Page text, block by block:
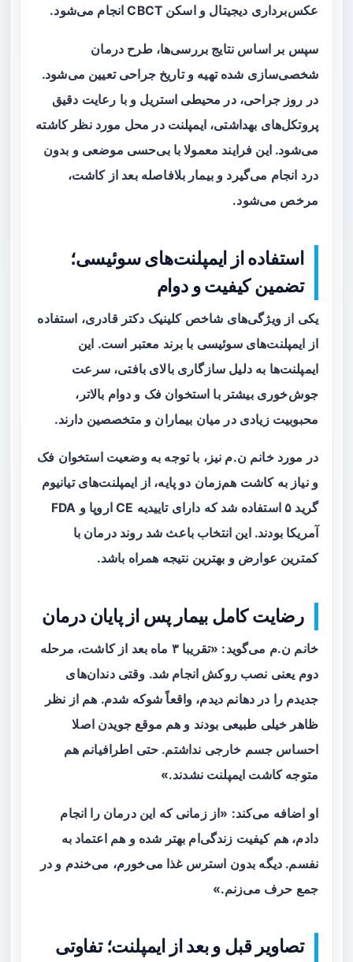
عکس‌برداری دیجیتال و اسکن CBCT انجام می‌شود.
سپس بر اساس نتایج بررسی‌ها، طرح درمان
شخصی‌سازی شده تهیه و تاریخ جراحی تعیین می‌شود.
در روز جراحی، در محیطی استریل و با رعایت دقیق
پروتکل‌های بهداشتی، ایمپلنت در محل مورد نظر کاشته
می‌شود. این فرایند معمولا با بی‌حسی موضعی و بدون
درد انجام می‌گیرد و بیمار بلافاصله بعد از کاشت،
مرخص می‌شود.
استفاده از ایمپلنت‌های سوئیسی؛
تضمین کیفیت و دوام
یکی از ویژگی‌های شاخص کلینیک دکتر قادری، استفاده
از ایمپلنت‌های سوئیسی با برند معتبر است. این
ایمپلنت‌ها به دلیل سازگاری بالای بافتی، سرعت
جوش‌خوری بیشتر با استخوان فک و دوام بالاتر،
محبوبیت زیادی در میان بیماران و متخصصین دارند.
در مورد خانم ن.م نیز، با توجه به وضعیت استخوان فک
و نیاز به کاشت هم‌زمان دو پایه، از ایمپلنت‌های تیانیوم
گرید ۵ استفاده شد که دارای تاییدیه CE اروپا و FDA
آمریکا بودند. این انتخاب باعث شد روند درمان با
کمترین عوارض و بهترین نتیجه همراه باشد.
رضایت کامل بیمار پس از پایان درمان
خانم ن.م می‌گوید: «تقریبا ۳ ماه بعد از کاشت، مرحله
دوم یعنی نصب روکش انجام شد. وقتی دندان‌های
جدیدم را در دهانم دیدم، واقعاً شوکه شدم. هم از نظر
ظاهر خیلی طبیعی بودند و هم موقع جویدن اصلا
احساس جسم خارجی نداشتم. حتی اطرافیانم هم
متوجه کاشت ایمپلنت نشدند.»
او اضافه می‌کند: «از زمانی که این درمان را انجام
دادم، هم کیفیت زندگی‌ام بهتر شده و هم اعتماد به
نفسم. دیگه بدون استرس غذا می‌خورم، می‌خندم و در
جمع حرف می‌زنم.»
تصاویر قبل و بعد از ایمپلنت؛ تفاوتی